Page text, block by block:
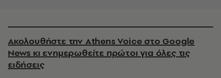
Ακολουθήστε την Athens Voice στο Google
News κι ενημερωθείτε πρώτοι για όλες τις
ειδήσεις